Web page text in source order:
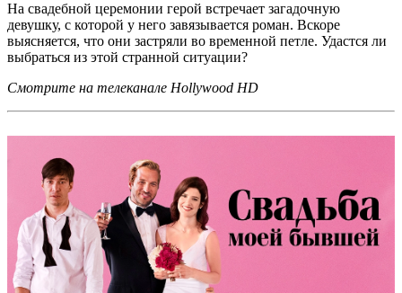
На свадебной церемонии герой встречает загадочную
девушку, с которой у него завязывается роман. Вскоре
выясняется, что они застряли во временной петле. Удастся ли
выбраться из этой странной ситуации?
Смотрите на телеканале Hollywood HD